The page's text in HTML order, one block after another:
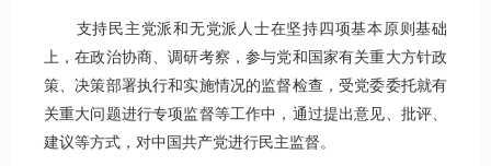
支持民主党派和无党派人士在坚持四项基本原则基础
上，在政治协商、调研考察，参与党和国家有关重大方针政
策、决策部署执行和实施情况的监督检查，受党委委托就有
关重大问题进行专项监督等工作中，通过提出意见、批评、
建议等方式，对中国共产党进行民主监督。